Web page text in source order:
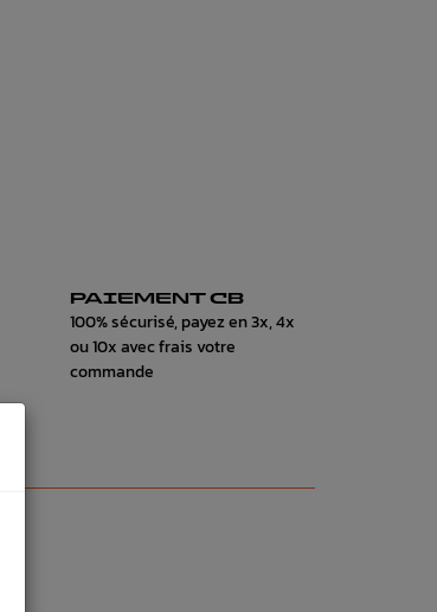
PAIEMENT CB
100% sécurisé, payez en 3x, 4x
ou 10x avec frais votre
commande